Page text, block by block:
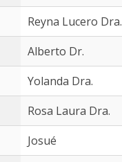
Reyna Lucero Dra.
Alberto Dr.
Yolanda Dra.
Rosa Laura Dra.
Josué